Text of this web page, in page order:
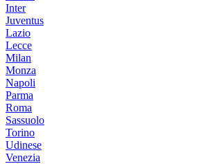
Inter
Juventus
Lazio
Lecce
Milan
Monza
Napoli
Parma
Roma
Sassuolo
Torino
Udinese
Venezia